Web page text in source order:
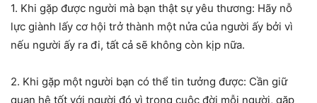
1. Khi gặp được người mà bạn thật sự yêu thương: Hãy nỗ
lực giành lấy cơ hội trở thành một nửa của người ấy bởi vì
nếu người ấy ra đi, tất cả sẽ không còn kịp nữa.
2. Khi gặp một người bạn có thể tin tưởng được: Cần giữ
quan hệ tốt với người đó vì trong cuộc đời mỗi người, gặp